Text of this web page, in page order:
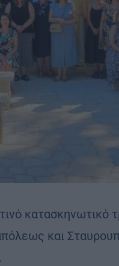
κατασκηνωτικό
και